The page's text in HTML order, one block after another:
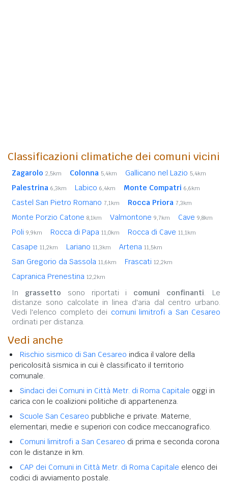
Classificazioni climatiche dei comuni vicini
Zagarolo 2,5km Colonna 5,4km Gallicano nel Lazio 5,4km
Palestrina 6,3km Labico 6,4km Monte Compatri 6,6km
Castel San Pietro Romano 7,1km Rocca Priora 7,3km
Monte Porzio Catone 8,1km Valmontone 9,7km Cave 9,8km
Poli 9,9km Rocca di Papa 11,0km Rocca di Cave 11,1km
Casape 11,2km Lariano 11,3km Artena 11,5km
San Gregorio da Sassola 11,6km Frascati 12,2km
Capranica Prenestina 12,2km
In grassetto sono riportati i comuni confinanti. Le
distanze sono calcolate in linea d'aria dal centro urbano.
Vedi l'elenco completo dei comuni limitrofi a San Cesareo
ordinati per distanza.
Vedi anche
Rischio sismico di San Cesareo indica il valore della
pericolosità sismica in cui è classificato il territorio
comunale.
Sindaci dei Comuni in Città Metr. di Roma Capitale oggi in
carica con le coalizioni politiche di appartenenza.
Scuole San Cesareo pubbliche e private. Materne,
elementari, medie e superiori con codice meccanografico.
Comuni limitrofi a San Cesareo di prima e seconda corona
con le distanze in km.
CAP dei Comuni in Città Metr. di Roma Capitale elenco dei
codici di avviamento postale.